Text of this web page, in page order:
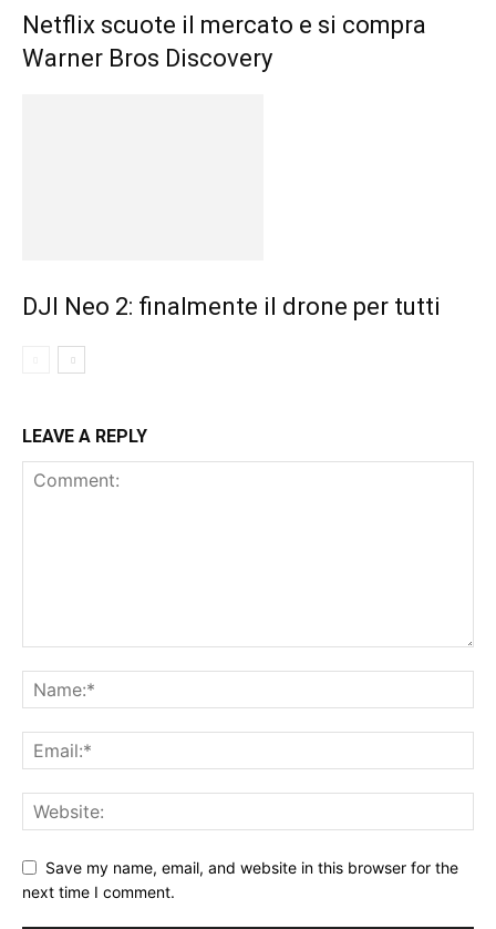
Netflix scuote il mercato e si compra
Warner Bros Discovery
DJI Neo 2: finalmente il drone per tutti
LEAVE A REPLY
Save my name, email, and website in this browser for the
next time I comment.